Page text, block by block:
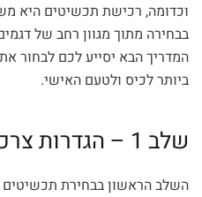
וכדומה, רכישת תכשיטים היא
בבחירה מתוך מגוון רחב של
המדריך הבא יסייע לכם לבחור
ביותר לכיס ולטעם האישי.
שלב 1 – הגדרות צרכים
השלב הראשון בבחירת